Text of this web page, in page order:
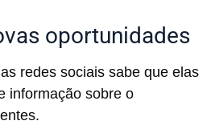
oportunidades
redes sociais sabe que elas
informação sobre o